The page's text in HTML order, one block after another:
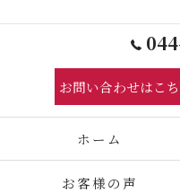
お問い合わせはこ
ホーム
お客様の声